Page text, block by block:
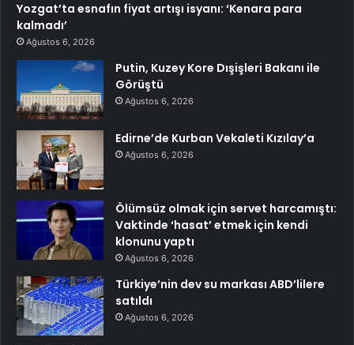
Yozgat’ta esnafın fiyat artışı isyanı: ‘Kenara para
kalmadı’
Ağustos 6, 2026
Putin, Kuzey Kore Dışişleri Bakanı ile
Görüştü
Ağustos 6, 2026
Edirne’de Kurban Vekaleti Kızılay’a
Ağustos 6, 2026
Ölümsüz olmak için servet harcamıştı:
Vaktinde ‘hasat’ etmek için kendi
klonunu yaptı
Ağustos 6, 2026
Türkiye’nin dev su markası ABD’lilere
satıldı
Ağustos 6, 2026